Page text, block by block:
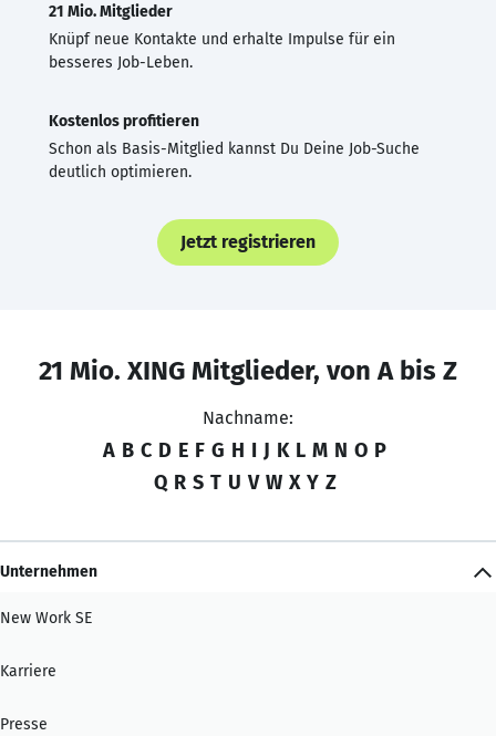
21 Mio. Mitglieder
Knüpf neue Kontakte und erhalte Impulse für ein
besseres Job-Leben.
Kostenlos profitieren
Schon als Basis-Mitglied kannst Du Deine Job-Suche
deutlich optimieren.
Jetzt registrieren
21 Mio. XING Mitglieder, von A bis Z
Nachname:
A B C D E F G H I J K L M N O P
Q R S T U V W X Y Z
Unternehmen
New Work SE
Karriere
Presse